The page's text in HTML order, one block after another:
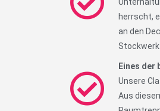
herrscht,
an den
Eines der
Unsere
Aus